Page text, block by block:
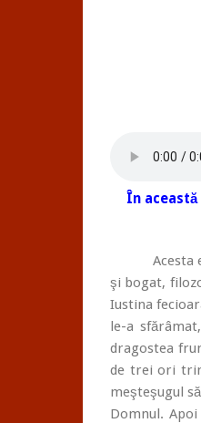
În
Acesta era
şi bogat,
Iustina
le-a
dragostea
de trei ori
meşteşugul
Domnul.